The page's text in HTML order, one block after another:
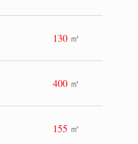
130㎡
400㎡
155 ㎡